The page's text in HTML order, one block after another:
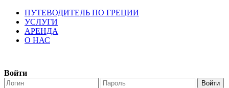
ПУТЕВОДИТЕЛЬ ПО ГРЕЦИИ
УСЛУГИ
АРЕНДА
О НАС
Войти
Войти